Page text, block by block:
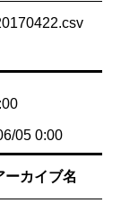
05 0:00
ーカイブ名